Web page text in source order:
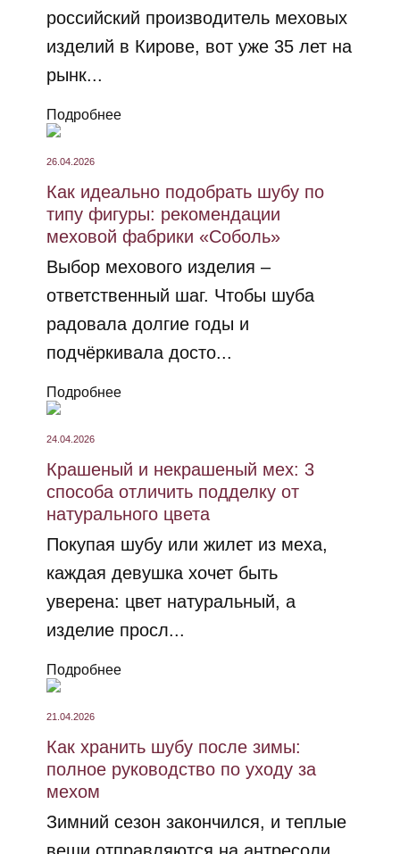
российский производитель меховых
изделий в Кирове, вот уже 35 лет на
рынк...
Подробнее
26.04.2026
Как идеально подобрать шубу по
типу фигуры: рекомендации
меховой фабрики «Соболь»
Выбор мехового изделия –
ответственный шаг. Чтобы шуба
радовала долгие годы и
подчёркивала досто...
Подробнее
24.04.2026
Крашеный и некрашеный мех: 3
способа отличить подделку от
натурального цвета
Покупая шубу или жилет из меха,
каждая девушка хочет быть
уверена: цвет натуральный, а
изделие просл...
Подробнее
21.04.2026
Как хранить шубу после зимы:
полное руководство по уходу за
мехом
Зимний сезон закончился, и теплые